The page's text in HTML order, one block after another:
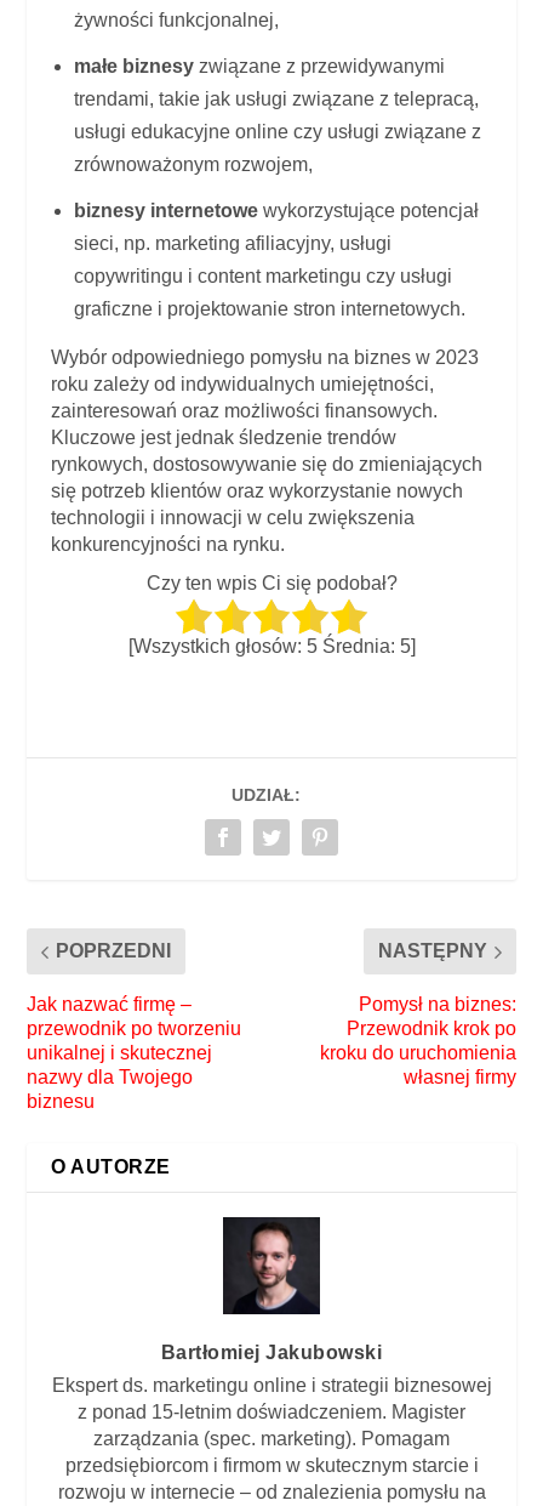
żywności funkcjonalnej,
małe biznesyzwiązane z przewidywanymi
trendami, takie jak usługi związane z telepracą,
usługi edukacyjne online czy usługi związane z
zrównoważonym rozwojem,
biznesy internetowewykorzystujące potencjał
sieci, np. marketing afiliacyjny, usługi
copywritingu i content marketingu czy usługi
graficzne i projektowanie stron internetowych.
Wybór odpowiedniego pomysłu na biznes w 2023
roku zależy od indywidualnych umiejętności,
zainteresowań oraz możliwości finansowych.
Kluczowe jest jednak śledzenie trendów
rynkowych, dostosowywanie się do zmieniających
się potrzeb klientów oraz wykorzystanie nowych
technologii i innowacji w celu zwiększenia
konkurencyjności na rynku.
Czy ten wpis Ci się podobał?
[Wszystkich głosów: 5Średnia: 5]
UDZIAŁ:
POPRZEDNI
Jak nazwać firmę –
przewodnik po tworzeniu
unikalnej i skutecznej
nazwy dla Twojego
biznesu
NASTĘPNY
Pomysł na biznes:
Przewodnik krok po
kroku do uruchomienia
własnej firmy
O AUTORZE
Bartłomiej Jakubowski
Ekspert ds. marketingu online i strategii biznesowej
z ponad 15-letnim doświadczeniem. Magister
zarządzania (spec. marketing). Pomagam
przedsiębiorcom i firmom w skutecznym starcie i
rozwoju w internecie – od znalezienia pomysłu na